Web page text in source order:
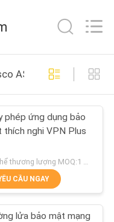
538
235
ASA
phép ứng dụng bảo
thích nghi VPN Plus
Có thể thương lượng MOQ:1 đơn vị
CẦU NGAY
lửa bảo mật mạng